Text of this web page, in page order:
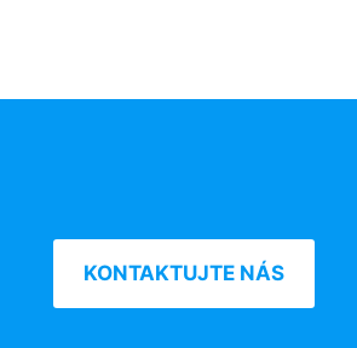
KONTAKTUJTE NÁS